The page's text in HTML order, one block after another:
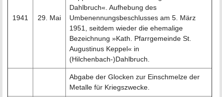
1941 29. Mai
Dahlbruch«. Aufhebung des
Umbenennungsbeschlusses am 5. März
1951, seitdem wieder die ehemalige
Bezeichnung »Kath. Pfarrgemeinde St.
Augustinus Keppel« in
(Hilchenbach-)Dahlbruch.
Abgabe der Glocken zur Einschmelze der
Metalle für Kriegszwecke.